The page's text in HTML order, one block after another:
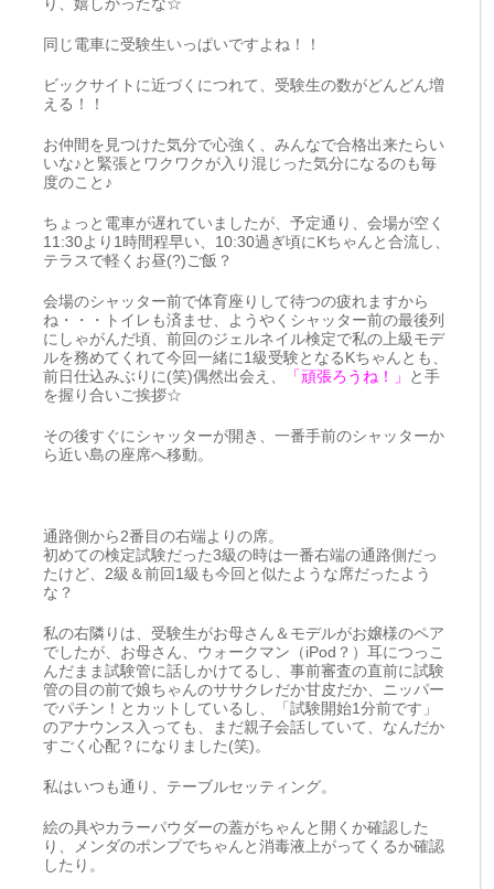
同じ電車に受験生いっぱいですよね！！
ビックサイトに近づくにつれて、受験生の数がどんどん増
える！！
お仲間を見つけた気分で心強く、みんなで合格出来たらい
いな♪と緊張とワクワクが入り混じった気分になるのも毎
度のこと♪
ちょっと電車が遅れていましたが、予定通り、会場が空く
11:30より1時間程早い、10:30過ぎ頃にKちゃんと合流し、
テラスで軽くお昼(?)ご飯？
会場のシャッター前で体育座りして待つの疲れますから
ね・・・トイレも済ませ、ようやくシャッター前の最後列
にしゃがんだ頃、前回のジェルネイル検定で私の上級モデ
ルを務めてくれて今回一緒に1級受験となるKちゃんとも、
前日仕込みぶりに(笑)偶然出会え、
「頑張ろうね！」 と手
を握り合いご挨拶☆
その後すぐにシャッターが開き、一番手前のシャッターか
ら近い島の座席へ移動。
通路側から2番目の右端よりの席。
初めての検定試験だった3級の時は一番右端の通路側だっ
たけど、2級＆前回1級も今回と似たような席だったよう
な？
私の右隣りは、受験生がお母さん＆モデルがお嬢様のペア
でしたが、お母さん、ウォークマン（iPod？）耳につっこ
んだまま試験管に話しかけてるし、事前審査の直前に試験
管の目の前で娘ちゃんのササクレだか甘皮だか、ニッパー
でパチン！とカットしているし、「試験開始1分前です」
のアナウンス入っても、まだ親子会話していて、なんだか
すごく心配？になりました(笑)。
私はいつも通り、テーブルセッティング。
絵の具やカラーパウダーの蓋がちゃんと開くか確認した
り、メンダのポンプでちゃんと消毒液上がってくるか確認
したり。